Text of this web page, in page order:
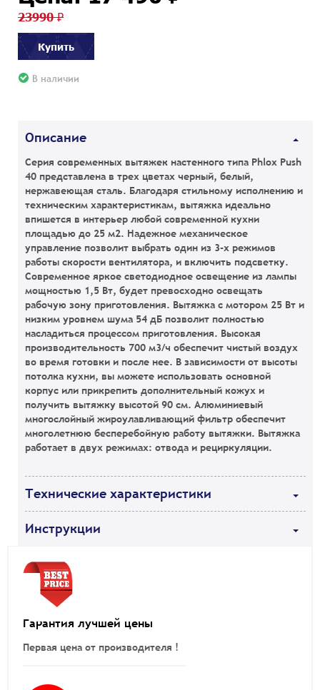
23990 ₽
Купить
В наличии
Описание
Серия современных вытяжек настенного типа Phlox Push
40 представлена в трех цветах черный, белый,
нержавеющая сталь. Благодаря стильному исполнению и
техническим характеристикам, вытяжка идеально
впишется в интерьер любой современной кухни
площадью до 25 м2. Надежное механическое
управление позволит выбрать один из 3-х режимов
работы скорости вентилятора, и включить подсветку.
Современное яркое светодиодное освещение из лампы
мощностью 1,5 Вт, будет превосходно освещать
рабочую зону приготовления. Вытяжка с мотором 25 Вт и
низким уровнем шума 54 дБ позволит полностью
насладиться процессом приготовления. Высокая
производительность 700 м3/ч обеспечит чистый воздух
во время готовки и после нее. В зависимости от высоты
потолка кухни, вы можете использовать основной
корпус или прикрепить дополнительный кожух и
получить вытяжку высотой 90 см. Алюминиевый
многослойный жироулавливающий фильтр обеспечит
многолетнюю бесперебойную работу вытяжки. Вытяжка
работает в двух режимах: отвода и рециркуляции.
Технические характеристики
Инструкции
Гарантия лучшей цены
Первая цена от производителя !